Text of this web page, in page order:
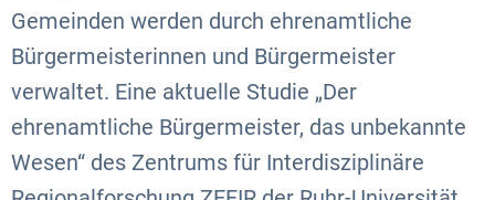
Gemeinden werden durch ehrenamtliche
Bürgermeisterinnen und Bürgermeister
verwaltet. Eine aktuelle Studie „Der
ehrenamtliche Bürgermeister, das unbekannte
Wesen“ des Zentrums für Interdisziplinäre